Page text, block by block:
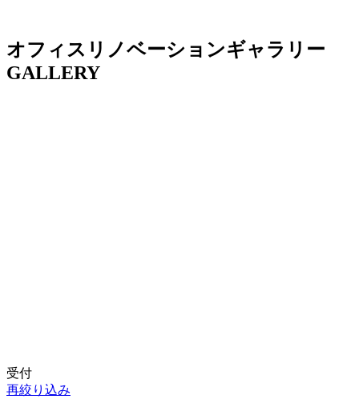
オフィスリノベーションギャラリー
GALLERY
受付
再絞り込み